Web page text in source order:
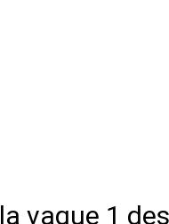
vague 1